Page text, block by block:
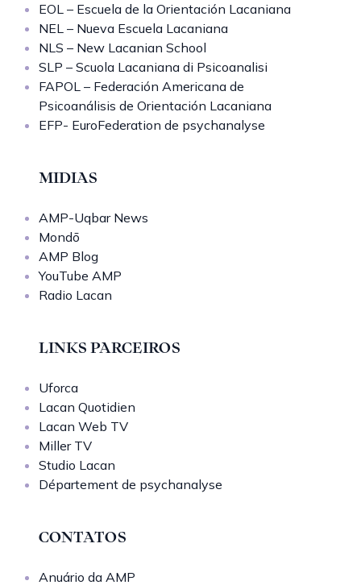
EOL – Escuela de la Orientación Lacaniana
NEL – Nueva Escuela Lacaniana
NLS – New Lacanian School
SLP – Scuola Lacaniana di Psicoanalisi
FAPOL – Federación Americana de
Psicoanálisis de Orientación Lacaniana
EFP- EuroFederation de psychanalyse
MIDIAS
AMP-Uqbar News
Mondō
AMP Blog
YouTube AMP
Radio Lacan
LINKS PARCEIROS
Uforca
Lacan Quotidien
Lacan Web TV
Miller TV
Studio Lacan
Département de psychanalyse
CONTATOS
Anuário da AMP